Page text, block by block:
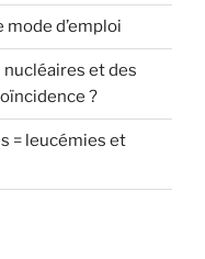
mode d’emploi
et des
?
= leucémies et